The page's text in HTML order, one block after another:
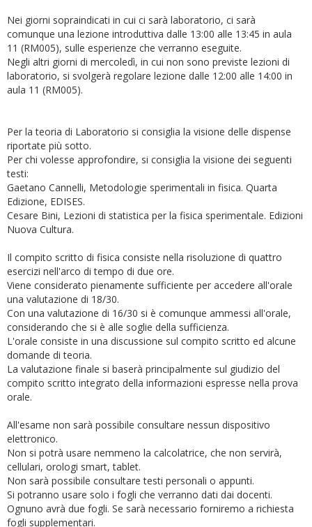
Nei giorni sopraindicati in cui ci sarà laboratorio, ci sarà
comunque una lezione introduttiva dalle 13:00 alle 13:45 in aula
11 (RM005), sulle esperienze che verranno eseguite.
Negli altri giorni di mercoledì, in cui non sono previste lezioni di
laboratorio, si svolgerà regolare lezione dalle 12:00 alle 14:00 in
aula 11 (RM005).
Per la teoria di Laboratorio si consiglia la visione delle dispense
riportate più sotto.
Per chi volesse approfondire, si consiglia la visione dei seguenti
testi:
Gaetano Cannelli, Metodologie sperimentali in fisica. Quarta
Edizione, EDISES.
Cesare Bini, Lezioni di statistica per la fisica sperimentale. Edizioni
Nuova Cultura.
Il compito scritto di fisica consiste nella risoluzione di quattro
esercizi nell'arco di tempo di due ore.
Viene considerato pienamente sufficiente per accedere all'orale
una valutazione di 18/30.
Con una valutazione di 16/30 si è comunque ammessi all'orale,
considerando che si è alle soglie della sufficienza.
L'orale consiste in una discussione sul compito scritto ed alcune
domande di teoria.
La valutazione finale si baserà principalmente sul giudizio del
compito scritto integrato della informazioni espresse nella prova
orale.
All'esame non sarà possibile consultare nessun dispositivo
elettronico.
Non si potrà usare nemmeno la calcolatrice, che non servirà,
cellulari, orologi smart, tablet.
Non sarà possibile consultare testi personali o appunti.
Si potranno usare solo i fogli che verranno dati dai docenti.
Ognuno avrà due fogli. Se sarà necessario forniremo a richiesta
fogli supplementari.